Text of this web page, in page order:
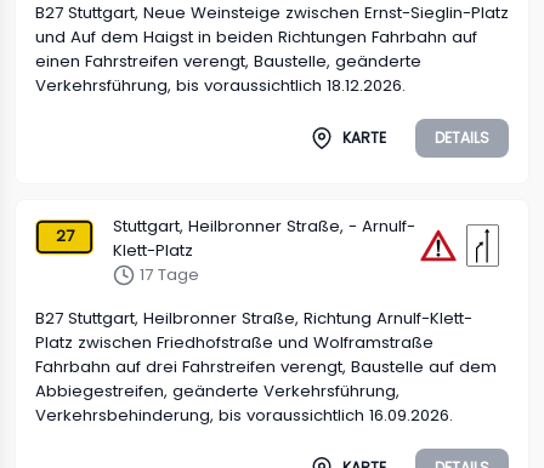
B27 Stuttgart, Neue Weinsteige zwischen Ernst-Sieglin-Platz
und Auf dem Haigst in beiden Richtungen Fahrbahn auf
einen Fahrstreifen verengt, Baustelle, geänderte
Verkehrsführung, bis voraussichtlich 18.12.2026.
KARTE DETAILS
27
Stuttgart, Heilbronner Straße, - Arnulf-
Klett-Platz
17 Tage
B27 Stuttgart, Heilbronner Straße, Richtung Arnulf-Klett-
Platz zwischen Friedhofstraße und Wolframstraße
Fahrbahn auf drei Fahrstreifen verengt, Baustelle auf dem
Abbiegestreifen, geänderte Verkehrsführung,
Verkehrsbehinderung, bis voraussichtlich 16.09.2026.